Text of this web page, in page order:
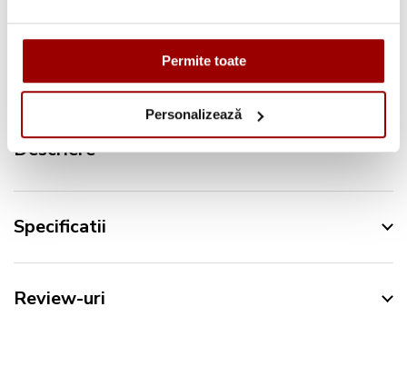
Permite toate
Personalizează
Urmareste-ne pe:
Descriere
Specificatii
Review-uri